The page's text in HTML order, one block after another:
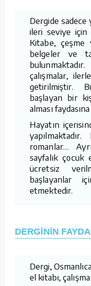
Dergide sadece
ileri seviye için
Kitabe, çeşme
belgeler ve
çalışmalar,
getirilmiştir.
başlayan bir
alması
Hayatın
romanlar…
sayfalık çocuk
ücretsiz
başlayanlar
etmektedir.
DERGİNİN
Dergi,
el kitabı,